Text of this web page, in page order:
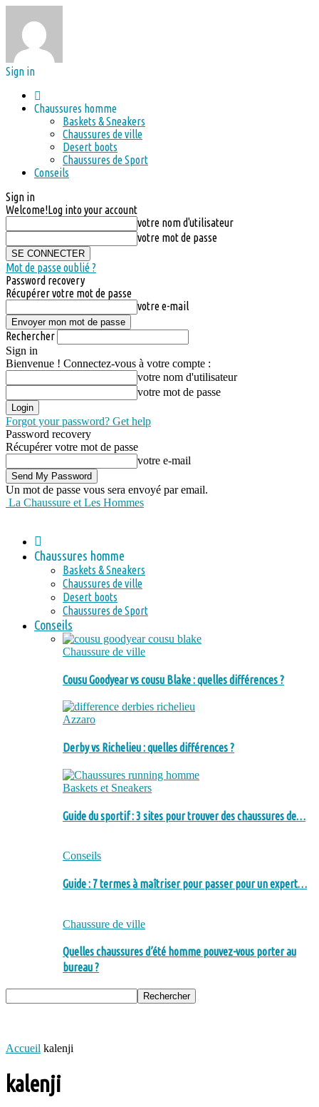
Sign in
Chaussures homme
Baskets & Sneakers
Chaussures de ville
Desert boots
Chaussures de Sport
Conseils
Sign in
Welcome!Log into your account
votre nom d'utilisateur
votre mot de passe
Mot de passe oublié ?
Password recovery
Récupérer votre mot de passe
votre e-mail
Rechercher
Sign in
Bienvenue ! Connectez-vous à votre compte :
votre nom d'utilisateur
votre mot de passe
Forgot your password? Get help
Password recovery
Récupérer votre mot de passe
votre e-mail
Un mot de passe vous sera envoyé par email.
La Chaussure et Les Hommes
Chaussures homme
Baskets & Sneakers
Chaussures de ville
Desert boots
Chaussures de Sport
Conseils
Chaussure de ville
Cousu Goodyear vs cousu Blake : quelles différences ?
Azzaro
Derby vs Richelieu : quelles différences ?
Baskets et Sneakers
Guide du sportif : 3 sites pour trouver des chaussures de…
Conseils
Guide : 7 termes à maîtriser pour passer pour un expert…
Chaussure de ville
Quelles chaussures d’été homme pouvez-vous porter au
bureau ?
Accueil kalenji
kalenji